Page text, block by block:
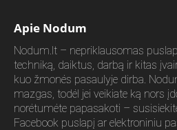
Apie Nodum
Nodum.lt – nepriklausomas
techniką, daiktus, darbą ir kitas
kuo žmonės pasaulyje dirba.
mazgas, todėl jei veikiate ką nors
norėtumėte papasakoti –
Facebook puslapį ar elektroniniu